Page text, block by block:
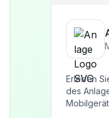
Erleben
des
Mobilgerät